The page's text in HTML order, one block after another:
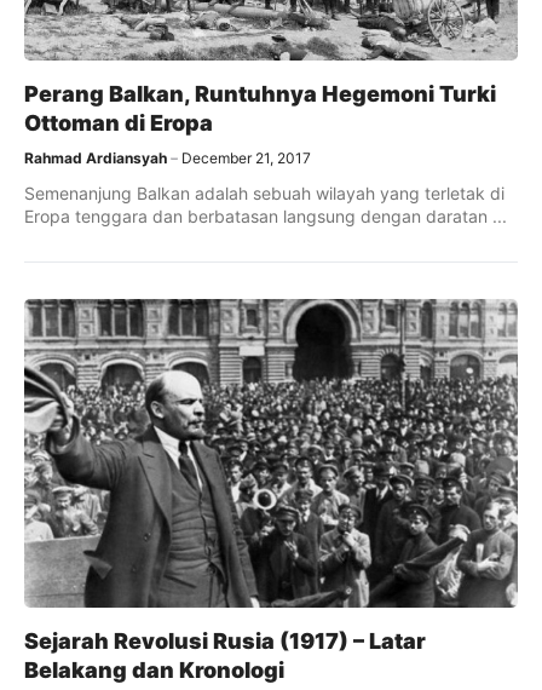
Perang Balkan, Runtuhnya Hegemoni Turki
Ottoman di Eropa
Rahmad Ardiansyah December 21, 2017
Semenanjung Balkan adalah sebuah wilayah yang terletak di
Eropa tenggara dan berbatasan langsung dengan daratan ...
Sejarah Revolusi Rusia (1917) – Latar
Belakang dan Kronologi